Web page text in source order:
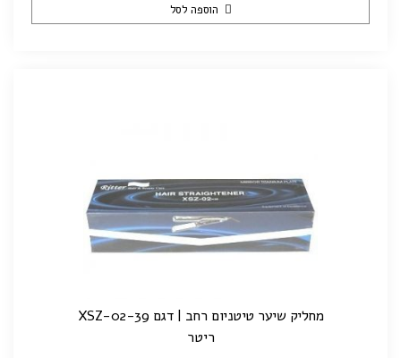
הוספה לסל
מחליק שיער טיטניום רחב | דגם XSZ-02-39
ריטר